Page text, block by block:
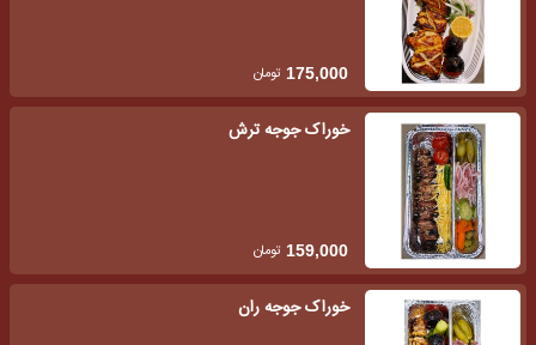
175,000 تومان
خوراک جوجه ترش
159,000 تومان
خوراک جوجه ران